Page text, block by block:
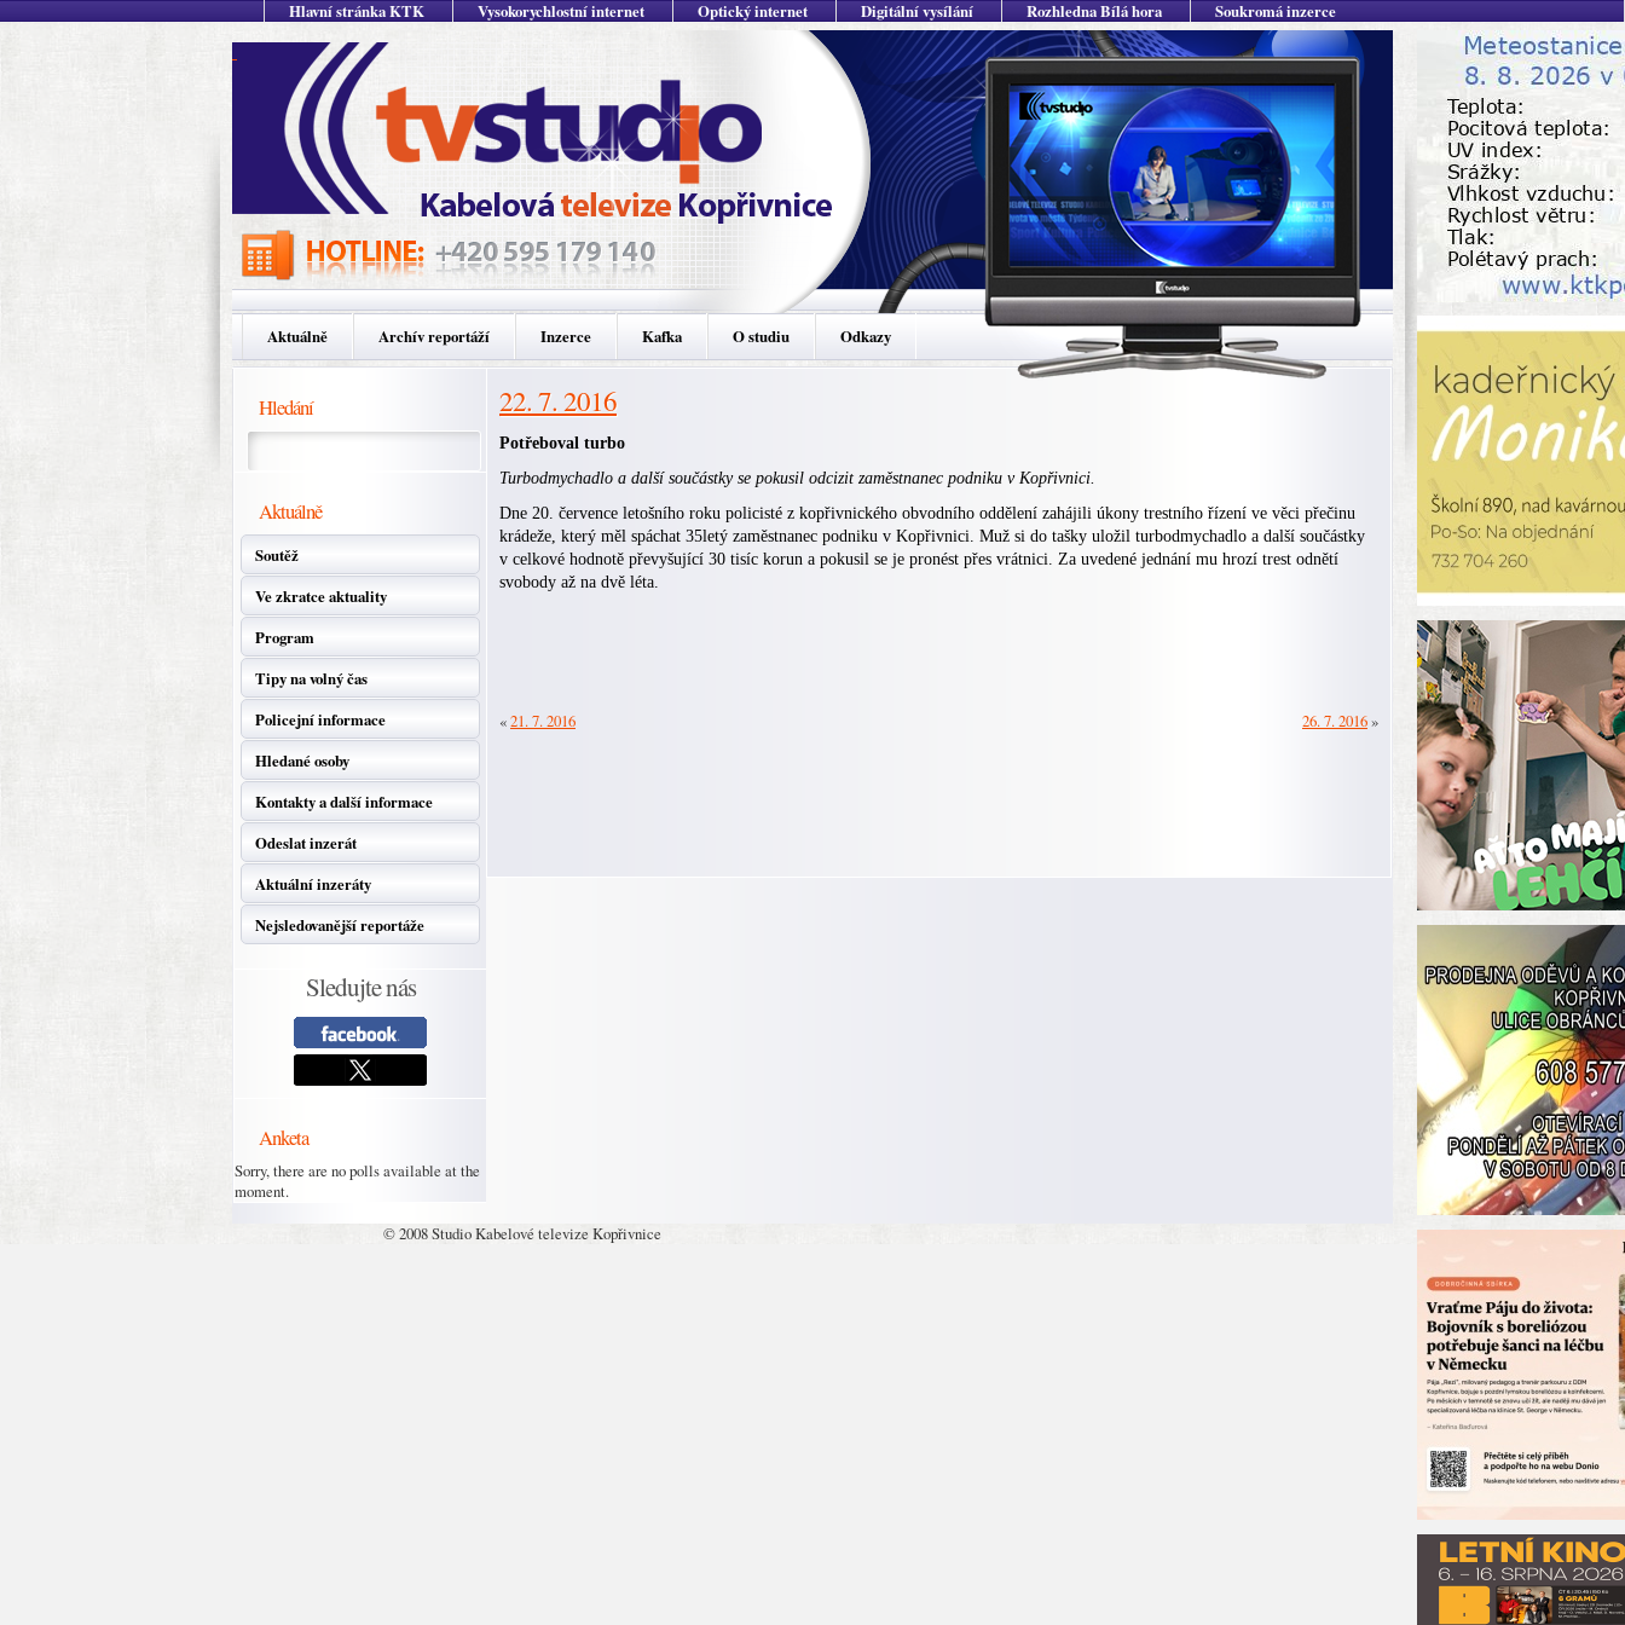
Hlavní stránka KTK Vysokorychlostní internet Optický internet Digitální vysílání Rozhledna Bílá hora Soukromá inzerce
Aktuálně Archív reportáží Inzerce Kafka O studiu Odkazy
Hledání
Aktuálně
Soutěž
Ve zkratce aktuality
Program
Tipy na volný čas
Policejní informace
Hledané osoby
Kontakty a další informace
Odeslat inzerát
Aktuální inzeráty
Nejsledovanější reportáže
Sledujte nás
Anketa
Sorry, there are no polls available at the
moment.
22. 7. 2016
Potřeboval turbo
Turbodmychadlo a další součástky se pokusil odcizit zaměstnanec podniku v Kopřivnici.
Dne 20. července letošního roku policisté z kopřivnického obvodního oddělení zahájili úkony trestního řízení ve věci přečinu
krádeže, který měl spáchat 35letý zaměstnanec podniku v Kopřivnici. Muž si do tašky uložil turbodmychadlo a další součástky
v celkové hodnotě převyšující 30 tisíc korun a pokusil se je pronést přes vrátnici. Za uvedené jednání mu hrozí trest odnětí
svobody až na dvě léta.
«21. 7. 2016 26. 7. 2016»
© 2008 Studio Kabelové televize Kopřivnice